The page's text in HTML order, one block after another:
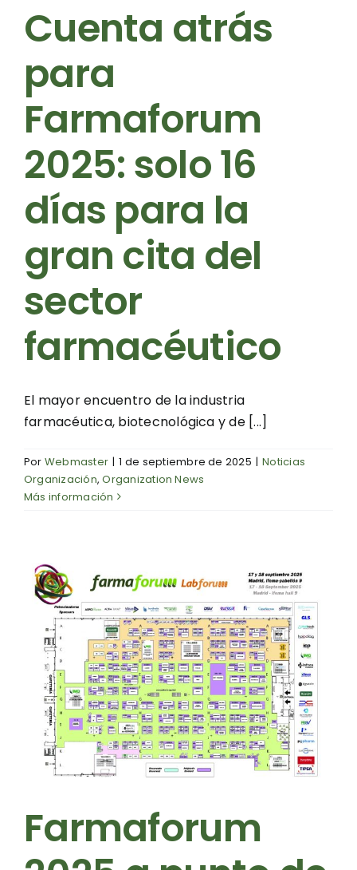
Cuenta atrás
para
Farmaforum
2025: solo 16
días para la
gran cita del
sector
farmacéutico
El mayor encuentro de la industria
farmacéutica, biotecnológica y de [...]
Por Webmaster | 1 de septiembre de 2025 | Noticias
Organización,Organization News
Más información
Farmaforum